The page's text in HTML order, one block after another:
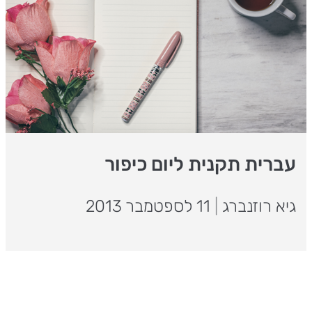
עברית תקנית ליום כיפור
גיא רוזנברג